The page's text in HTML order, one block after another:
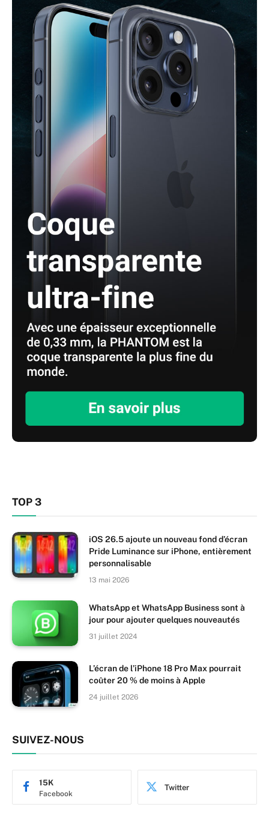
TOP 3
iOS 26.5 ajoute un nouveau fond d’écran
Pride Luminance sur iPhone, entièrement
personnalisable
13 mai 2026
WhatsApp et WhatsApp Business sont à
jour pour ajouter quelques nouveautés
31 juillet 2024
L’écran de l’iPhone 18 Pro Max pourrait
coûter 20 % de moins à Apple
24 juillet 2026
SUIVEZ-NOUS
Facebook
15K Twitter